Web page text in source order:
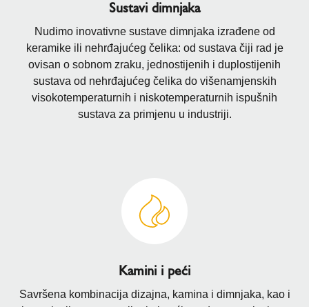
Sustavi dimnjaka
Nudimo inovativne sustave dimnjaka izrađene od
keramike ili nehrđajućeg čelika: od sustava čiji rad je
ovisan o sobnom zraku, jednostijenih i duplostijenih
sustava od nehrđajućeg čelika do višenamjenskih
visokotemperaturnih i niskotemperaturnih ispušnih
sustava za primjenu u industriji.
Kamini i peći
Savršena kombinacija dizajna, kamina i dimnjaka, kao i